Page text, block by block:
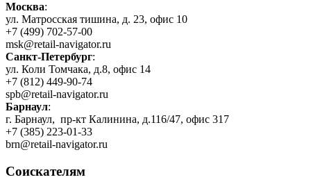
Москва:
ул. Матросская тишина, д. 23, офис 10
+7 (499) 702-57-00
msk@retail-navigator.ru
Санкт-Петербург:
ул. Коли Томчака, д.8, офис 14
+7 (812) 449-90-74
spb@retail-navigator.ru
Барнаул:
г. Барнаул, пр-кт Калинина, д.116/47, офис 317
+7 (385) 223-01-33
brn@retail-navigator.ru
Соискателям